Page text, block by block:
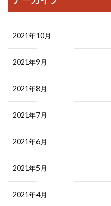
2021年10月
2021年9月
2021年8月
2021年7月
2021年6月
2021年5月
2021年4月